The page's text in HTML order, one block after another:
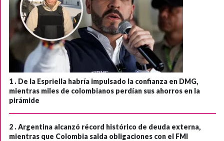
1 . De la Espriella habría impulsado la confianza en DMG,
mientras miles de colombianos perdían sus ahorros en la
pirámide
2 .Argentina alcanzó récord histórico de deuda externa,
mientras que Colombia salda obligaciones con el FMI